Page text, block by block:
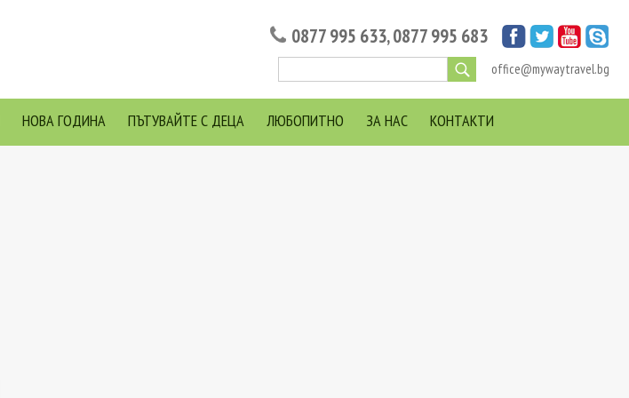
0877 995 633,0877 995 683
office@mywaytravel.bg
НОВА ГОДИНА ПЪТУВАЙТЕ С ДЕЦА ЛЮБОПИТНО ЗА НАС КОНТАКТИ